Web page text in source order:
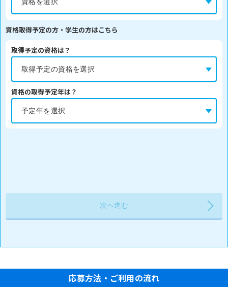
資格取得予定の方・学生の方はこちら
取得予定の資格は？
資格の取得予定年は？
応募方法・ご利用の流れ